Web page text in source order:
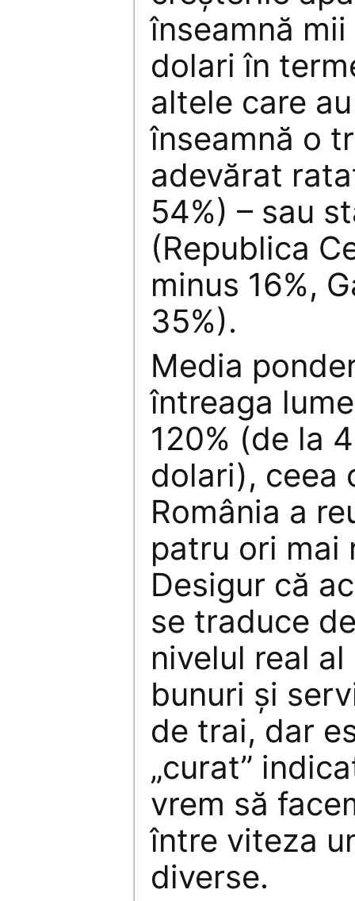
înseamnă
dolari în
altele care
înseamnă o
adevărat
54%) – sau
(Republica
minus 16%,
35%).
Media
întreaga
120% (de la
dolari), ceea
România a
patru ori mai
Desigur că
se traduce
nivelul real
bunuri și
de trai, dar
„curat”
vrem să
între viteza
diverse.